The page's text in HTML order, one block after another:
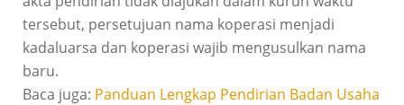
tersebut, persetujuan nama koperasi menjadi
kadaluarsa dan koperasi wajib mengusulkan nama
baru.
Baca juga: Panduan Lengkap Pendirian Badan Usaha